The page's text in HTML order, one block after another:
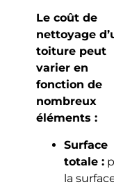
Le coût de
nettoyage
toiture peut
varier en
fonction de
nombreux
éléments :
Surface
totale :
la